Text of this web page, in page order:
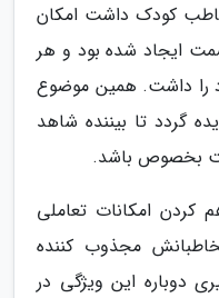
کودک داشت امکان
بخش یک قسمت ایجاد شده بود و هر
را داشت. همین موضوع
گردد تا بیننده شاهد
بخصوص باشد.
امکانات تعاملی
مجذوب کننده
دوباره این ویژگی در